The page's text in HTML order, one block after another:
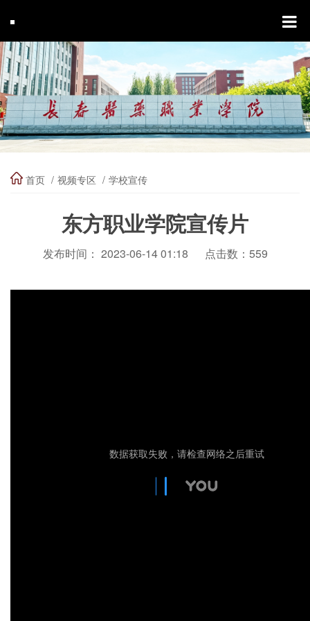
首页 视频专区 学校宣传
东方职业学院宣传片
发布时间： 2023-06-14 01:18 点击数： 559